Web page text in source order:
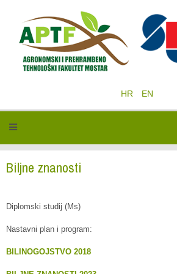
HR EN
Biljne znanosti
Diplomski studij (Ms)
Nastavni plan i program:
BILINOGOJSTVO 2018